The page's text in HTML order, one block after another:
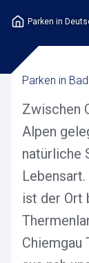
Parken in
Parken in
Zwischen
Alpen
natürliche
ist der Ort
Chiemgau